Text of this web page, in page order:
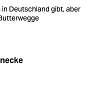
in Deutschland gibt, aber